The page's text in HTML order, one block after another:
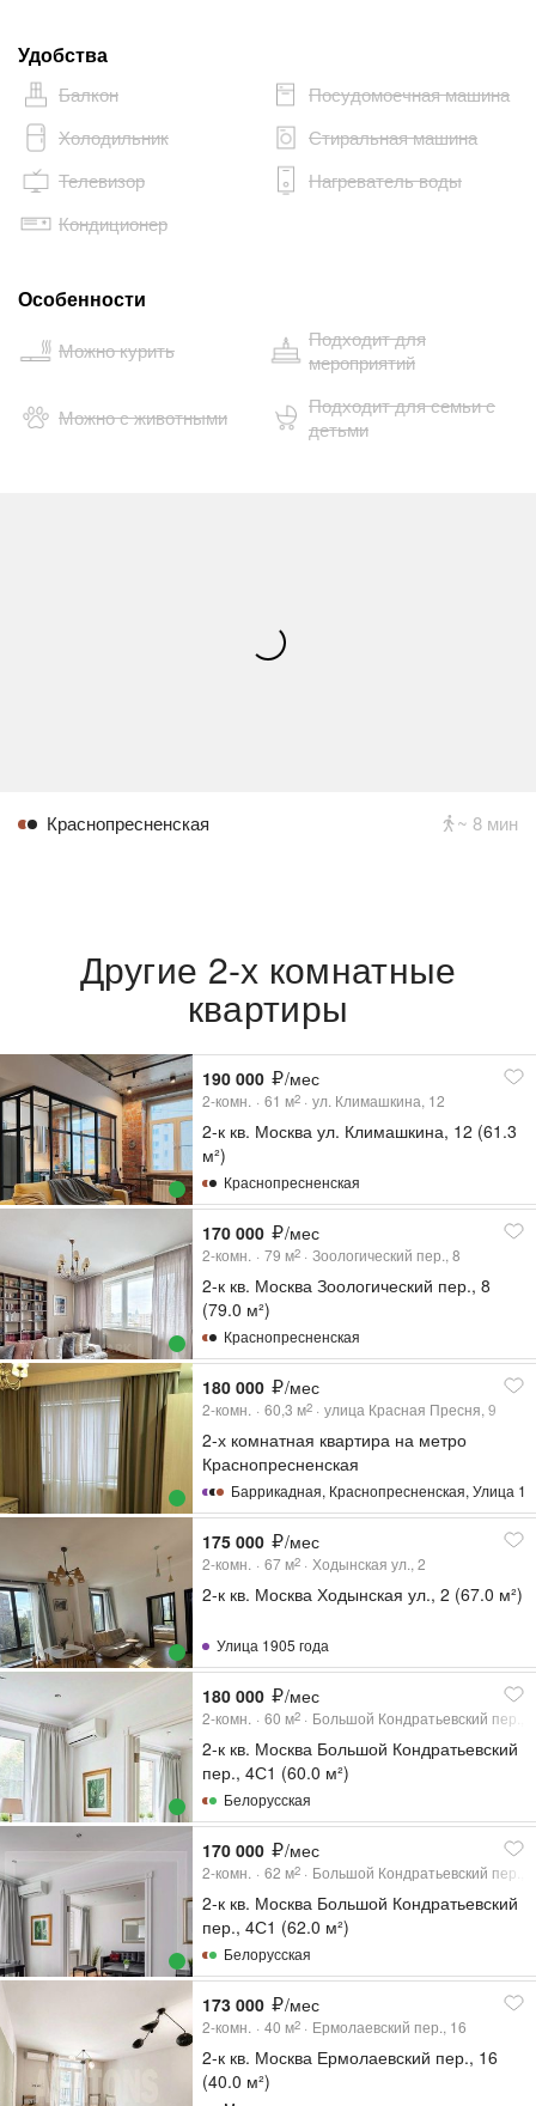
Удобства
Балкон
Посудомоечная машина
Холодильник
Стиральная машина
Телевизор
Нагреватель воды
Кондиционер
Особенности
Можно курить
Подходит для
мероприятий
Можно с животными
Подходит для семьи с
детьми
Краснопресненская ~ 8 мин
Другие 2-х комнатные
квартиры
190 000 /мес
2-комн. 61 м2 ул. Климашкина, 12
2-к кв. Москва ул. Климашкина, 12 (61.3
м²)
Краснопресненская
170 000 /мес
2-комн. 79 м2 Зоологический пер., 8
2-к кв. Москва Зоологический пер., 8
(79.0 м²)
Краснопресненская
180 000 /мес
2-комн. 60,3 м2 улица Красная Пресня, 9
2-х комнатная квартира на метро
Краснопресненская
Баррикадная, Краснопресненская,Улица
175 000 /мес
2-комн. 67 м2 Ходынская ул., 2
2-к кв. Москва Ходынская ул., 2 (67.0 м²)
Улица 1905 года
180 000 /мес
2-комн. 60 м2 Большой Кондратьевский пер.,
2-к кв. Москва Большой Кондратьевский
пер., 4С1 (60.0 м²)
Белорусская
170 000 /мес
2-комн. 62 м2 Большой Кондратьевский пер.,
2-к кв. Москва Большой Кондратьевский
пер., 4С1 (62.0 м²)
Белорусская
173 000 /мес
2-комн. 40 м2 Ермолаевский пер., 16
2-к кв. Москва Ермолаевский пер., 16
(40.0 м²)